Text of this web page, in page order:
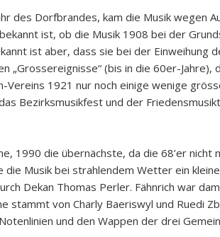
des Dorfbrandes, kam die Musik wegen
ist, ob die Musik 1908 bei der
ist aber, dass sie bei der Einweihung
„Grossereignisse“ (bis in die 60er-Jahre),
Vereins 1921 nur noch einige wenige
Bezirksmusikfest und der
1990 die übernächste, da die 68’er nicht
die Musik bei strahlendem Wetter ein
Dekan Thomas Perler. Fähnrich war
stammt von Charly Baeriswyl und Ruedi
und den Wappen der drei